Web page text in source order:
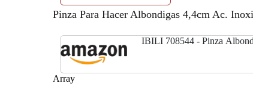
Pinza Para Hacer Albondigas 4,4cm Ac.
IBILI 708544 - Pinza
Array